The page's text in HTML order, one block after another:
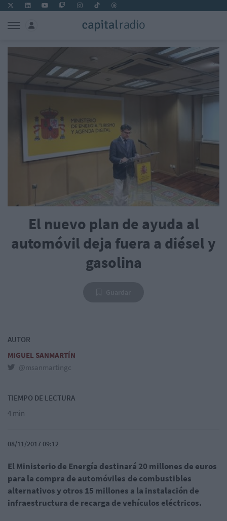
El nuevo plan de ayuda al
automóvil deja fuera a diésel y
gasolina
AUTOR
MIGUEL SANMARTÍN
@msanmartingc
TIEMPO DE LECTURA
4 min
08/11/2017 09:12
El Ministerio de Energía destinará 20 millones de euros
para la compra de automóviles de combustibles
alternativos y otros 15 millones a la instalación de
infraestructura de recarga de vehículos eléctricos.